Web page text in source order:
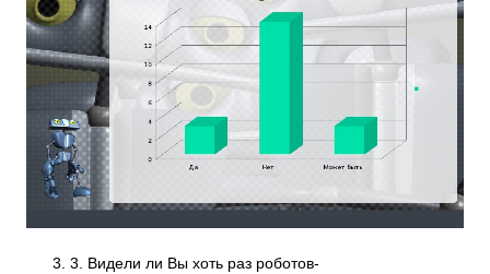
3. 3. Видели ли Вы хоть раз роботов­